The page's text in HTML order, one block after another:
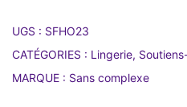
UGS : SFHO23
CATÉGORIES : Lingerie,
MARQUE : Sans complexe